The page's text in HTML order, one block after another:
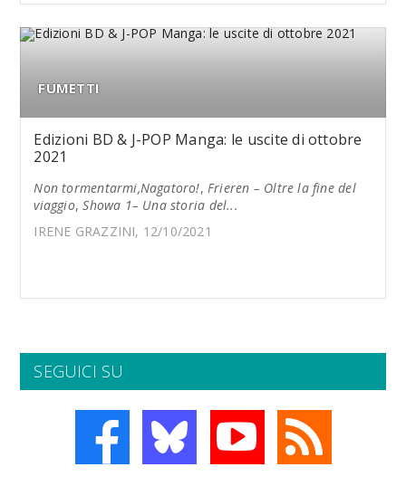
FUMETTI
Edizioni BD & J-POP Manga: le uscite di ottobre
2021
Non tormentarmi,Nagatoro!,Frieren – Oltre la fine del
viaggio,Showa 1– Una storia del...
IRENE GRAZZINI, 12/10/2021
SEGUICI SU